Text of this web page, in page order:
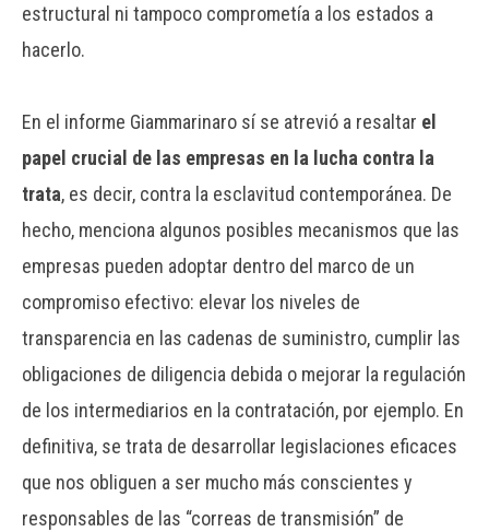
estructural ni tampoco comprometía a los estados a
hacerlo.
En el informe Giammarinaro sí se atrevió a resaltar el
papel crucial de las empresas en la lucha contra la
trata, es decir, contra la esclavitud contemporánea. De
hecho, menciona algunos posibles mecanismos que las
empresas pueden adoptar dentro del marco de un
compromiso efectivo: elevar los niveles de
transparencia en las cadenas de suministro, cumplir las
obligaciones de diligencia debida o mejorar la regulación
de los intermediarios en la contratación, por ejemplo. En
definitiva, se trata de desarrollar legislaciones eficaces
que nos obliguen a ser mucho más conscientes y
responsables de las “correas de transmisión” de